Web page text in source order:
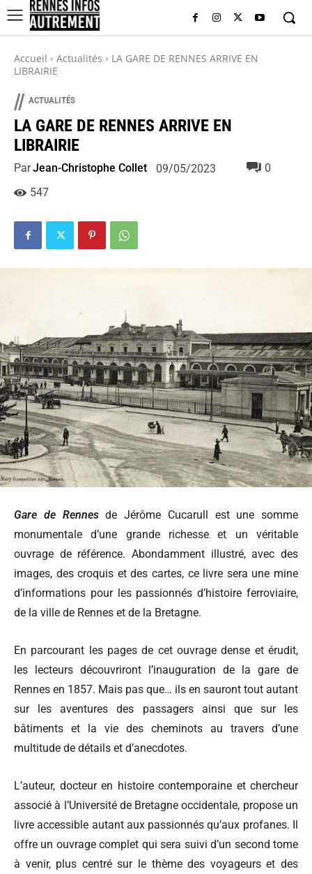
Accueil Actualités
LA GARE DE RENNES ARRIVE EN
LIBRAIRIE
// ACTUALITÉS
LA GARE DE RENNES ARRIVE EN
LIBRAIRIE
ParJean-Christophe Collet 09/05/2023
0
547
Gare de Rennesde Jérôme Cucarull est une somme
monumentale d’une grande richesse et un véritable
ouvrage de référence. Abondamment illustré, avec des
images, des croquis et des cartes, ce livre sera une mine
d’informations pour les passionnés d’histoire ferroviaire,
de la ville de Rennes et de la Bretagne.
En parcourant les pages de cet ouvrage dense et érudit,
les lecteurs découvriront l’inauguration de la gare de
Rennes en 1857. Mais pas que… ils en sauront tout autant
sur les aventures des passagers ainsi que sur les
bâtiments et la vie des cheminots au travers d’une
multitude de détails et d’anecdotes.
L’auteur, docteur en histoire contemporaine et chercheur
associé à l’Université de Bretagne occidentale, propose un
livre accessible autant aux passionnés qu’aux profanes. Il
offre un ouvrage complet qui sera suivi d’un second tome
à venir, plus centré sur le thème des voyageurs et des